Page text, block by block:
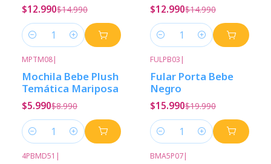
$12.990$14.990
Cantidad
$12.990$14.990
Cantidad
MPTM08|
Mochila Bebe Plush
Temática Mariposa
$5.990$8.990
Cantidad
FULPB03 |
Fular Porta Bebe
Negro
$15.990$19.990
Cantidad
4PBMD51 | BMA5P07|